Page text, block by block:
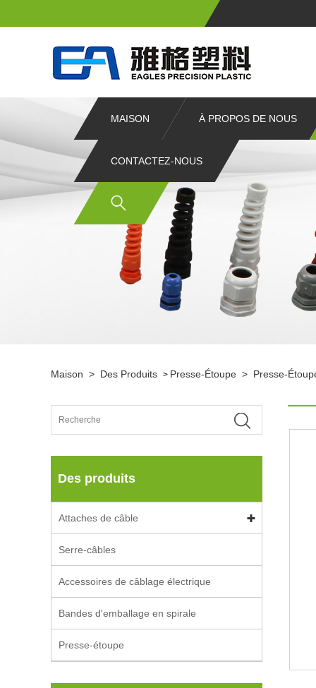
MAISON À PROPOS DE NOUS
CONTACTEZ-NOUS
Maison > Des Produits > Presse-Étoupe > Presse-
Des produits
Attaches de câble
Serre-câbles
Accessoires de câblage électrique
Bandes d'emballage en spirale
Presse-étoupe